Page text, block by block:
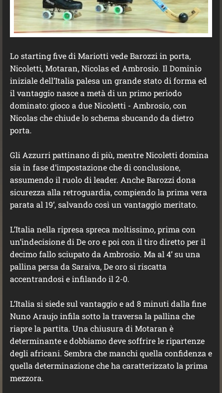
Lo starting five di Mariotti vede Barozzi in porta,
Nicoletti, Motaran, Nicolas ed Ambrosio. Il Dominio
iniziale dell’Italia palesa un grande stato di forma ed
il vantaggio nasce a metà di un primo periodo
dominato: gioco a due Nicoletti - Ambrosio, con
Nicolas che chiude lo schema sbucando da dietro
porta.
Gli Azzurri pattinano di più, mentre Nicoletti domina
sia in fase d’impostazione che di conclusione,
assumendo il ruolo di leader. Anche Barozzi dona
sicurezza alla retroguardia, compiendo la prima vera
parata al 19’, salvando così un vantaggio meritato.
L’Italia nella ripresa spreca moltissimo, prima con
un’indecisione di De oro e poi con il tiro diretto per il
decimo fallo sciupato da Ambrosio. Ma al 4’ su una
pallina persa da Saraiva, De oro si riscatta
accentrandosi e infilando il 2-0.
L’Italia si siede sul vantaggio e ad 8 minuti dalla fine
Nuno Araujo infila sotto la traversa la pallina che
riapre la partita. Una chiusura di Motaran è
determinante e dobbiamo deve soffrire le ripartenze
degli africani. Sembra che manchi quella confidenza e
quella determinazione che ha caratterizzato la prima
mezzora.